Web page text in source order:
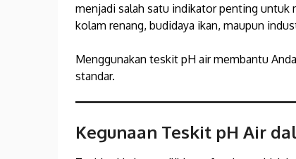
menjadi salah satu indikator penting untuk
kolam renang, budidaya ikan, maupun
Menggunakan teskit pH air membantu
standar.
Kegunaan Teskit pH Air